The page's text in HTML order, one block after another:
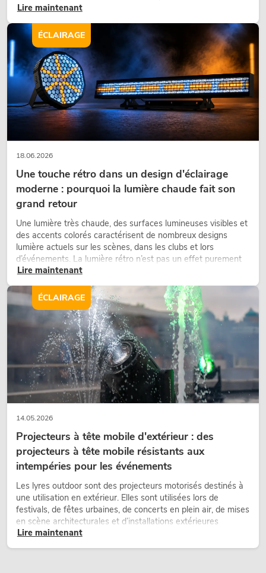
bureaux ou sur les stands d’exposition, une végétalisation de
d’aménagement modernes.
Lire maintenant
18.06.2026
Une touche rétro dans un design d'éclairage
moderne : pourquoi la lumière chaude fait son
grand retour
Une lumière très chaude, des surfaces lumineuses visibles et
des accents colorés caractérisent de nombreux designs
lumière actuels sur les scènes, dans les clubs et lors
d’événements. La lumière rétro n’est pas un effet purement
nostalgique, mais un outil de conception utilisé de manière
scènes et peut rendre les configurations LED techniques plus
émotionnelles.
Lire maintenant
ÉCLAIRAGE
14.05.2026
Projecteurs à tête mobile d'extérieur : des
projecteurs à tête mobile résistants aux
intempéries pour les événements
Les lyres outdoor sont des projecteurs motorisés destinés à
une utilisation en extérieur. Elles sont utilisées lors de
festivals, de fêtes urbaines, de concerts en plein air, de mises
en scène architecturales et d’installations extérieures
temporaires.
Lire maintenant
ÉCLAIRAGE